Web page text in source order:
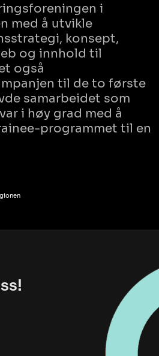
i
med å utvikle
konsept,
og innhold til
også
til de to første
samarbeidet som
i høy grad med å
programmet til en